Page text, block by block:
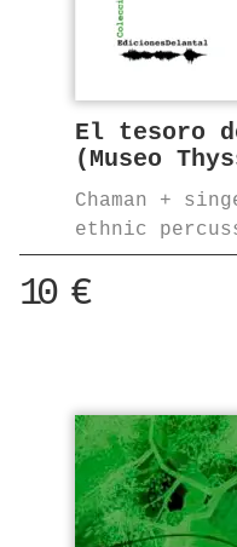
El tesoro
(Museo
Chaman +
ethnic
10 €